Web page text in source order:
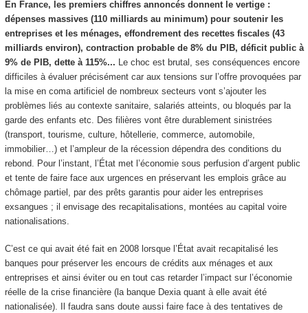
En France, les premiers chiffres annoncés donnent le vertige :
dépenses massives (110 milliards au minimum) pour soutenir les
entreprises et les ménages, effondrement des recettes fiscales (43
milliards environ), contraction probable de 8% du PIB, déficit public à
9% de PIB, dette à 115%... Le choc est brutal, ses conséquences encore
difficiles à évaluer précisément car aux tensions sur l’offre provoquées par
la mise en coma artificiel de nombreux secteurs vont s’ajouter les
problèmes liés au contexte sanitaire, salariés atteints, ou bloqués par la
garde des enfants etc. Des filières vont être durablement sinistrées
(transport, tourisme, culture, hôtellerie, commerce, automobile,
immobilier…) et l’ampleur de la récession dépendra des conditions du
rebond. Pour l’instant, l’État met l’économie sous perfusion d’argent public
et tente de faire face aux urgences en préservant les emplois grâce au
chômage partiel, par des prêts garantis pour aider les entreprises
exsangues ; il envisage des recapitalisations, montées au capital voire
nationalisations.
C’est ce qui avait été fait en 2008 lorsque l’État avait recapitalisé les
banques pour préserver les encours de crédits aux ménages et aux
entreprises et ainsi éviter ou en tout cas retarder l’impact sur l’économie
réelle de la crise financière (la banque Dexia quant à elle avait été
nationalisée). Il faudra sans doute aussi faire face à des tentatives de